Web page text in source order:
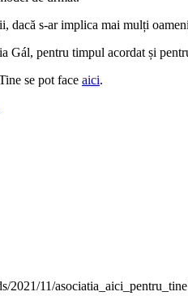
dacă s-ar implica mai mulți
Gál, pentru timpul acordat și
se pot face aici.
2021/11/